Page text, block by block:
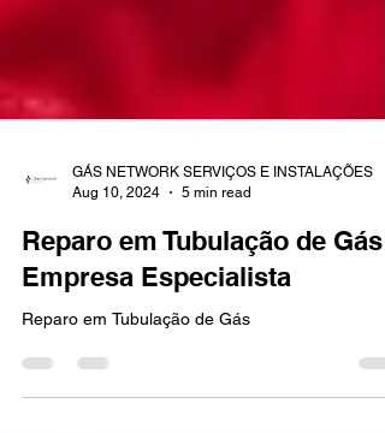
Aug 10, 2024
5 min read
Reparo em Tubulação de Gás |
Empresa Especialista
Reparo em Tubulação de Gás